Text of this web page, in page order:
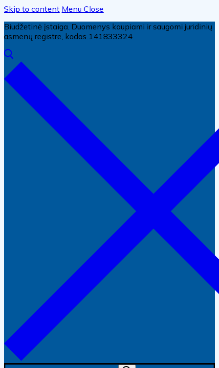
Skip to content Menu Close
Biudžetinė įstaiga. Duomenys kaupiami ir saugomi juridinių
asmenų registre, kodas 141833324